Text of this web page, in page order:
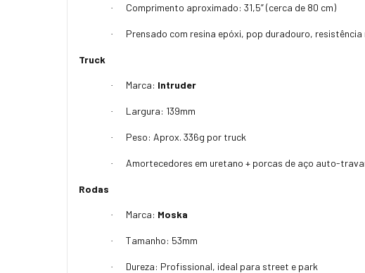
· Comprimento aproximado: 31,5” (cerca de 80 cm)
· Prensado com resina epóxi, pop duradouro, resistência
Truck
· Marca: Intruder
· Largura: 139mm
· Peso: Aprox. 336g por truck
· Amortecedores em uretano + porcas de aço auto-
Rodas
· Marca: Moska
· Tamanho: 53mm
· Dureza: Profissional, ideal para street e park